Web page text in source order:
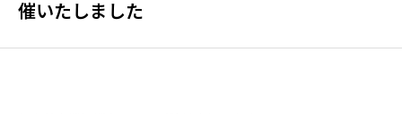
DRONE SHOP
催いたしました